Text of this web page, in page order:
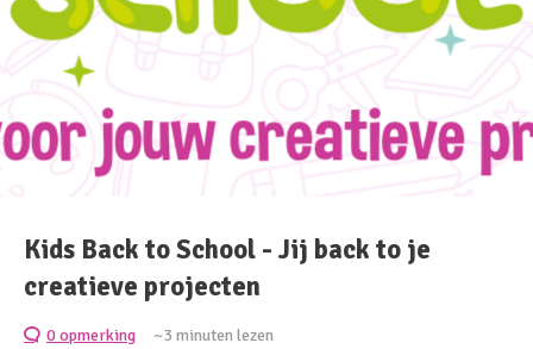
Kids Back to School - Jij back to je
creatieve projecten
0 opmerking ~3 minuten lezen